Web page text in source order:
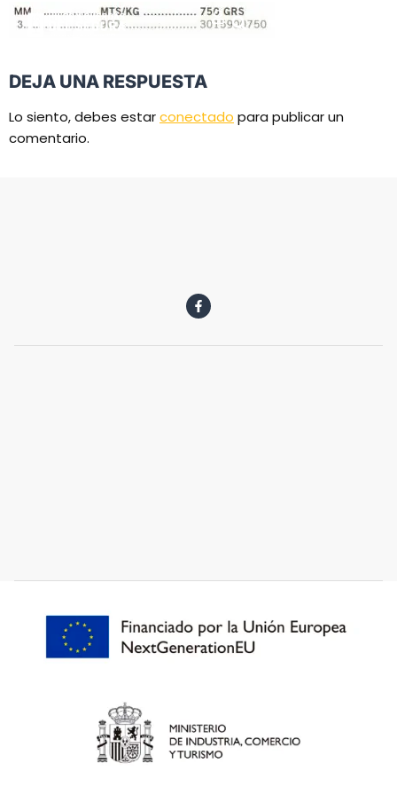
DEJA UNA RESPUESTA
Lo siento, debes estarconectado para publicar un
comentario.